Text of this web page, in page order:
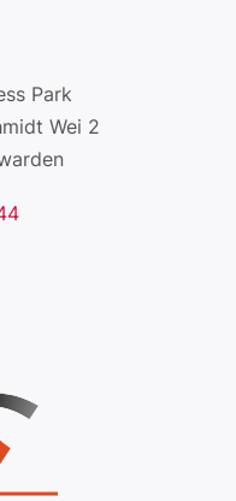
Park
Wei 2